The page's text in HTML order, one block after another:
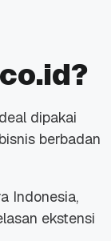
dipakai
berbadan
Indonesia,
ekstensi